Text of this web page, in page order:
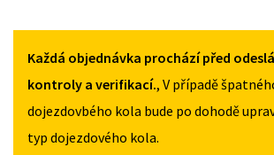
COUNTRYMAN
OD
125/70R17
MNOŽSTVÍ
Každá objednávka prochází před
kontroly a verifikací., V případě
dojezdovbého kola bude po dohodě
typ dojezdového kola.